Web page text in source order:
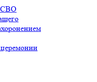
СВО